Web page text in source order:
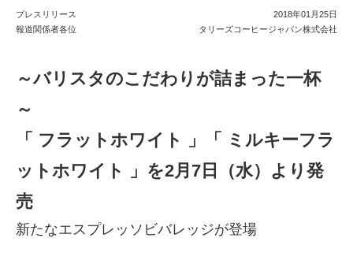
プレスリリース
報道関係者各位
2018年01月25日
タリーズコーヒージャパン株式会社
～バリスタのこだわりが詰まった一杯
～
「 フラットホワイト 」「 ミルキーフラ
ットホワイト 」を2月7日（水）より発
売
新たなエスプレッソビバレッジが登場